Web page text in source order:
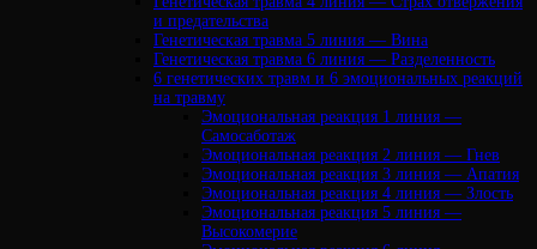
и предательства
Генетическая травма 5 линия — Вина
Генетическая травма 6 линия — Разделенность
6 генетических травм и 6 эмоциональных реакций
на травму
Эмоциональная реакция 1 линия —
Самосаботаж
Эмоциональная реакция 2 линия — Гнев
Эмоциональная реакция 3 линия — Апатия
Эмоциональная реакция 4 линия — Злость
Эмоциональная реакция 5 линия —
Высокомерие